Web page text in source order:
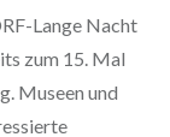
Lange Nacht
zum 15. Mal
Museen und